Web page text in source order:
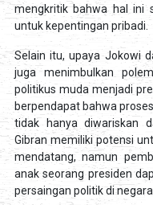
mengkritik bahwa hal ini
untuk kepentingan pribadi.
Selain itu, upaya Jokowi
juga menimbulkan
politikus muda menjadi
berpendapat bahwa
tidak hanya diwariskan
Gibran memiliki potensi
mendatang, namun
anak seorang presiden
persaingan politik di